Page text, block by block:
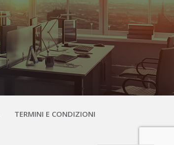
TERMINI E CONDIZIONI